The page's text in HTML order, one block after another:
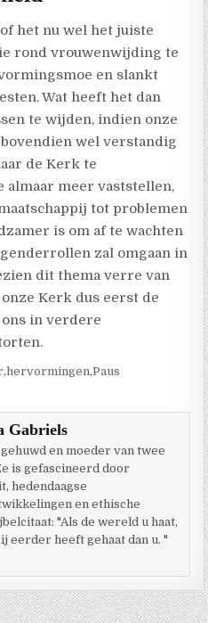
het nu wel het juiste
rond vrouwenwijding te
en slankt
Wat heeft het dan
te wijden, indien onze
wel verstandig
de Kerk te
meer vaststellen,
tot problemen
is om af te wachten
zal omgaan in
dit thema verre van
Kerk dus eerst de
in verdere
,hervormingen,Paus
Gabriels
en moeder van twee
is gefascineerd door
hedendaagse
en ethische
"Als de wereld u haat,
eerder heeft gehaat dan u. "